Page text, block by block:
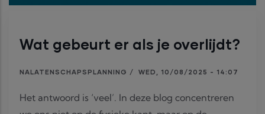
Wat gebeurt er als je overlijdt?
NALATENSCHAPSPLANNING / WED, 10/08/2025 - 14:07
Het antwoord is ‘veel’. In deze blog concentreren